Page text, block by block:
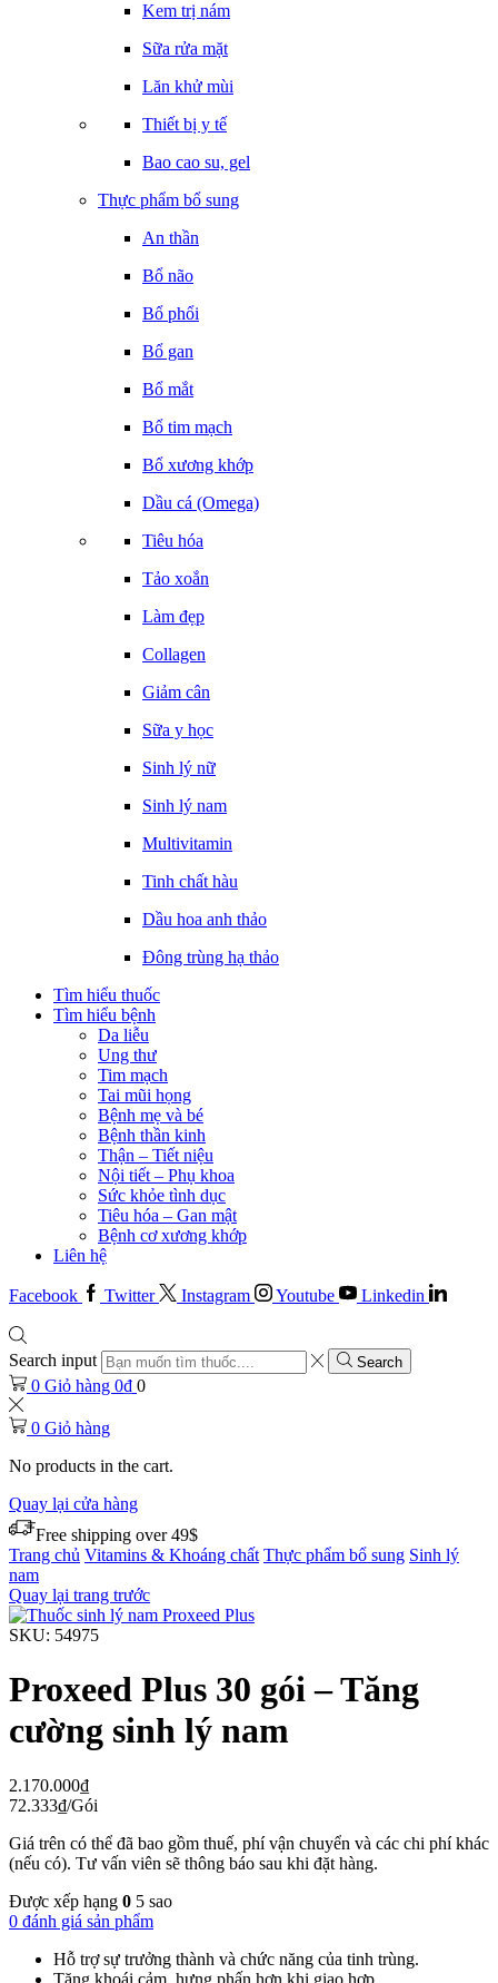
Kem trị nám
Sữa rửa mặt
Lăn khử mùi
Thiết bị y tế
Bao cao su, gel
Thực phẩm bổ sung
An thần
Bổ não
Bổ phổi
Bổ gan
Bổ mắt
Bổ tim mạch
Bổ xương khớp
Dầu cá (Omega)
Tiêu hóa
Tảo xoắn
Làm đẹp
Collagen
Giảm cân
Sữa y học
Sinh lý nữ
Sinh lý nam
Multivitamin
Tinh chất hàu
Dầu hoa anh thảo
Đông trùng hạ thảo
Tìm hiểu thuốc
Tìm hiểu bệnh
Da liễu
Ung thư
Tim mạch
Tai mũi họng
Bệnh mẹ và bé
Bệnh thần kinh
Thận – Tiết niệu
Nội tiết – Phụ khoa
Sức khỏe tình dục
Tiêu hóa – Gan mật
Bệnh cơ xương khớp
Liên hệ
Facebook Twitter Instagram Youtube Linkedin
Search input Search
0 Giỏ hàng 0₫ 0
0 Giỏ hàng
No products in the cart.
Quay lại cửa hàng
Free shipping over 49$
Trang chủ Vitamins & Khoáng chất Thực phẩm bổ sung Sinh lý
nam
Quay lại trang trước
SKU: 54975
Proxeed Plus 30 gói – Tăng
cường sinh lý nam
2.170.000₫
72.333₫/Gói
Giá trên có thể đã bao gồm thuế, phí vận chuyển và các chi phí khác
(nếu có). Tư vấn viên sẽ thông báo sau khi đặt hàng.
Được xếp hạng 0 5 sao
0 đánh giá sản phẩm
Hỗ trợ sự trưởng thành và chức năng của tinh trùng.
Tăng khoái cảm, hưng phấn hơn khi giao hợp.